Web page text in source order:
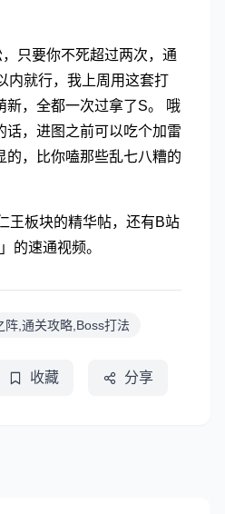
只要你不死超过两次，通
内就行，我上周用这套打
新，全都一次过拿了S。 哦
话，进图之前可以吃个加雷
的，比你嗑那些乱七八糟的
王板块的精华帖，还有B站
的速通视频。
阵,通关攻略,Boss打法
收藏 分享